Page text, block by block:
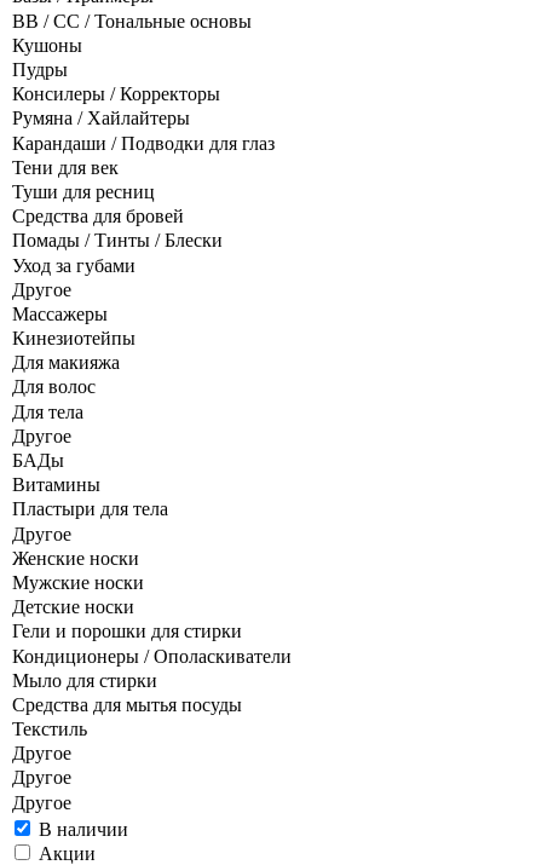
В наличии
Акции